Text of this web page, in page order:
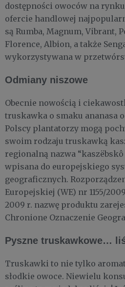
dostępności owoców na
ofercie handlowej
są Rumba, Magnum, Vibrant,
Florence, Albion, a także
wykorzystywana w
Odmiany niszowe
Obecnie nowością i
truskawka o smaku ananasa
Polscy plantatorzy mogą
swoim rodzaju truskawką
regionalną nazwa “kaszëbskô
wpisana do europejskiego
geograficznych.
Europejskiej (WE) nr 1155/
2009 r. nazwę produktu
Chronione Oznaczenie
Pyszne truskawkowe…
Truskawki to nie tylko
słodkie owoce. Niewielu